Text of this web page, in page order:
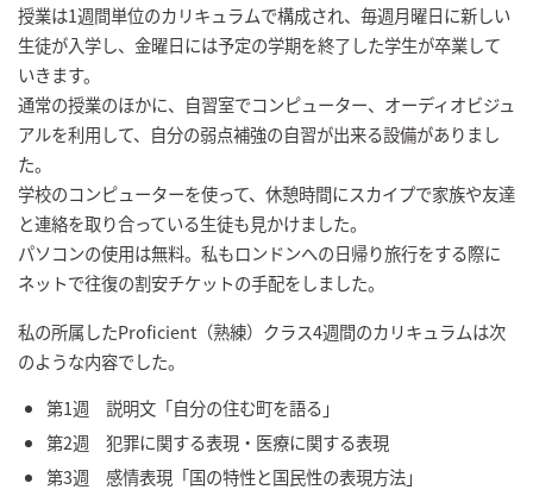
授業は1週間単位のカリキュラムで構成され、毎週月曜日に新しい
生徒が入学し、金曜日には予定の学期を終了した学生が卒業して
いきます。
通常の授業のほかに、自習室でコンピューター、オーディオビジュ
アルを利用して、自分の弱点補強の自習が出来る設備がありまし
た。
学校のコンピューターを使って、休憩時間にスカイプで家族や友達
と連絡を取り合っている生徒も見かけました。
パソコンの使用は無料。私もロンドンへの日帰り旅行をする際に
ネットで往復の割安チケットの手配をしました。
私の所属したProficient（熟練）クラス4週間のカリキュラムは次
のような内容でした。
第1週 説明文「自分の住む町を語る」
第2週 犯罪に関する表現・医療に関する表現
第3週 感情表現「国の特性と国民性の表現方法」